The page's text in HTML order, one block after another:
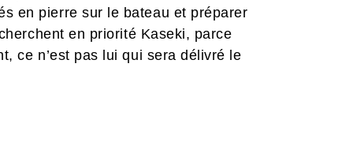
en pierre sur le bateau et préparer
en priorité Kaseki, parce
ce n’est pas lui qui sera délivré le